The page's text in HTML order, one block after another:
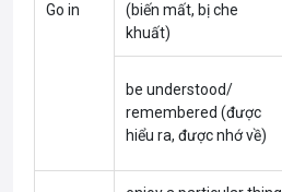
Go in
(biến mất, bị che
khuất)
be understood/
remembered (được
hiểu ra, được nhớ về)